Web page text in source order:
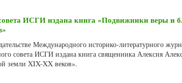
ИСГИ издана книга «Подвижники веры и
Международного историко-литературного
совета ИСГИ издана книга священника Алексия
земли XIX-XX веков».